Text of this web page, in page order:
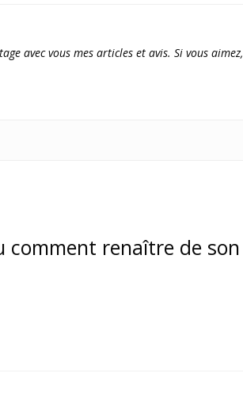
avec vous mes articles et avis. Si vous aimez,
comment renaître de son